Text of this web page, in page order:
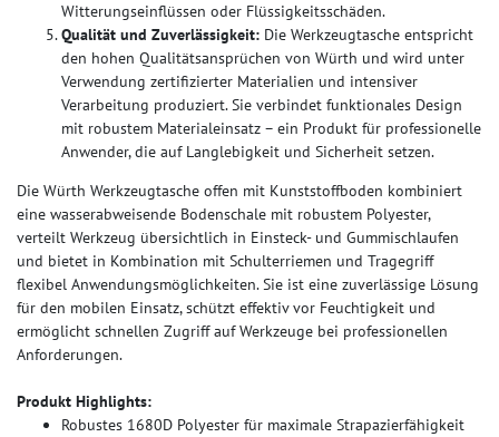
Witterungseinflüssen oder Flüssigkeitsschäden.
Qualität und Zuverlässigkeit: Die Werkzeugtasche entspricht
den hohen Qualitätsansprüchen von Würth und wird unter
Verwendung zertifizierter Materialien und intensiver
Verarbeitung produziert. Sie verbindet funktionales Design
mit robustem Materialeinsatz – ein Produkt für professionelle
Anwender, die auf Langlebigkeit und Sicherheit setzen.
Die Würth Werkzeugtasche offen mit Kunststoffboden kombiniert
eine wasserabweisende Bodenschale mit robustem Polyester,
verteilt Werkzeug übersichtlich in Einsteck- und Gummischlaufen
und bietet in Kombination mit Schulterriemen und Tragegriff
flexibel Anwendungsmöglichkeiten. Sie ist eine zuverlässige Lösung
für den mobilen Einsatz, schützt effektiv vor Feuchtigkeit und
ermöglicht schnellen Zugriff auf Werkzeuge bei professionellen
Anforderungen.
Produkt Highlights:
Robustes 1680D Polyester für maximale Strapazierfähigkeit